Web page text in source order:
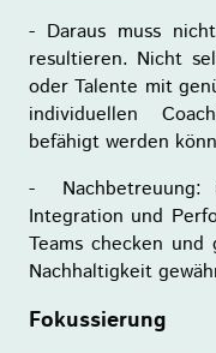
- Daraus muss
resultieren. Nicht
oder Talente mit
individuellen
befähigt werden
- Nachbetreuung:
Integration und
Teams checken
Nachhaltigkeit
Fokussierung